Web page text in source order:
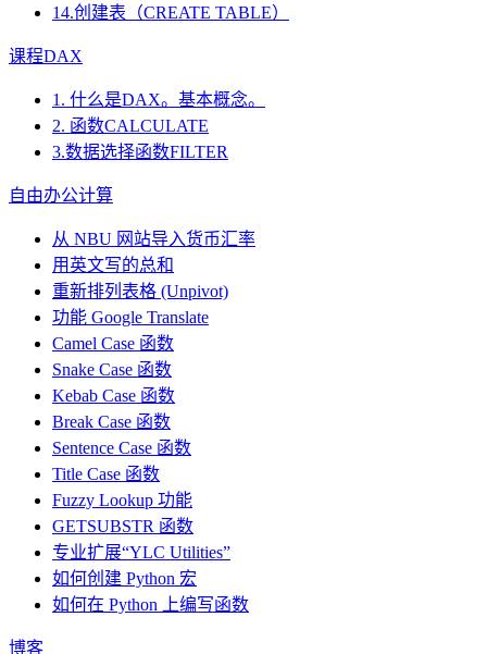
14.创建表（CREATE TABLE）
课程DAX
1. 什么是DAX。基本概念。
2. 函数CALCULATE
3.数据选择函数FILTER
自由办公计算
从 NBU 网站导入货币汇率
用英文写的总和
重新排列表格 (Unpivot)
功能 Google Translate
Camel Case 函数
Snake Case 函数
Kebab Case 函数
Break Case 函数
Sentence Case 函数
Title Case 函数
Fuzzy Lookup 功能
GETSUBSTR 函数
专业扩展“YLC Utilities”
如何创建 Python 宏
如何在 Python 上编写函数
博客